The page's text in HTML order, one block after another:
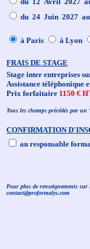
du 24 Juin 2027
à Paris à Lyon
FRAIS DE STAGE
Stage inter entreprises
Assistance
Prix forfaitaire 1150 €
Tous les champs précédés par
CONFIRMATION
au responsable
Pour plus de renseignements
contact@proformalys.com